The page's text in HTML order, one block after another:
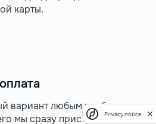
карты.
вариант любым удобным
мы сразу приступимPrivacy notice